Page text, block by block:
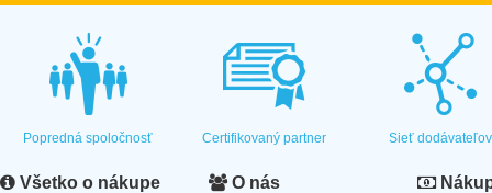
Popredná spoločnosť Certifikovaný partner Sieť dodávateľov
Všetko o nákupe O nás